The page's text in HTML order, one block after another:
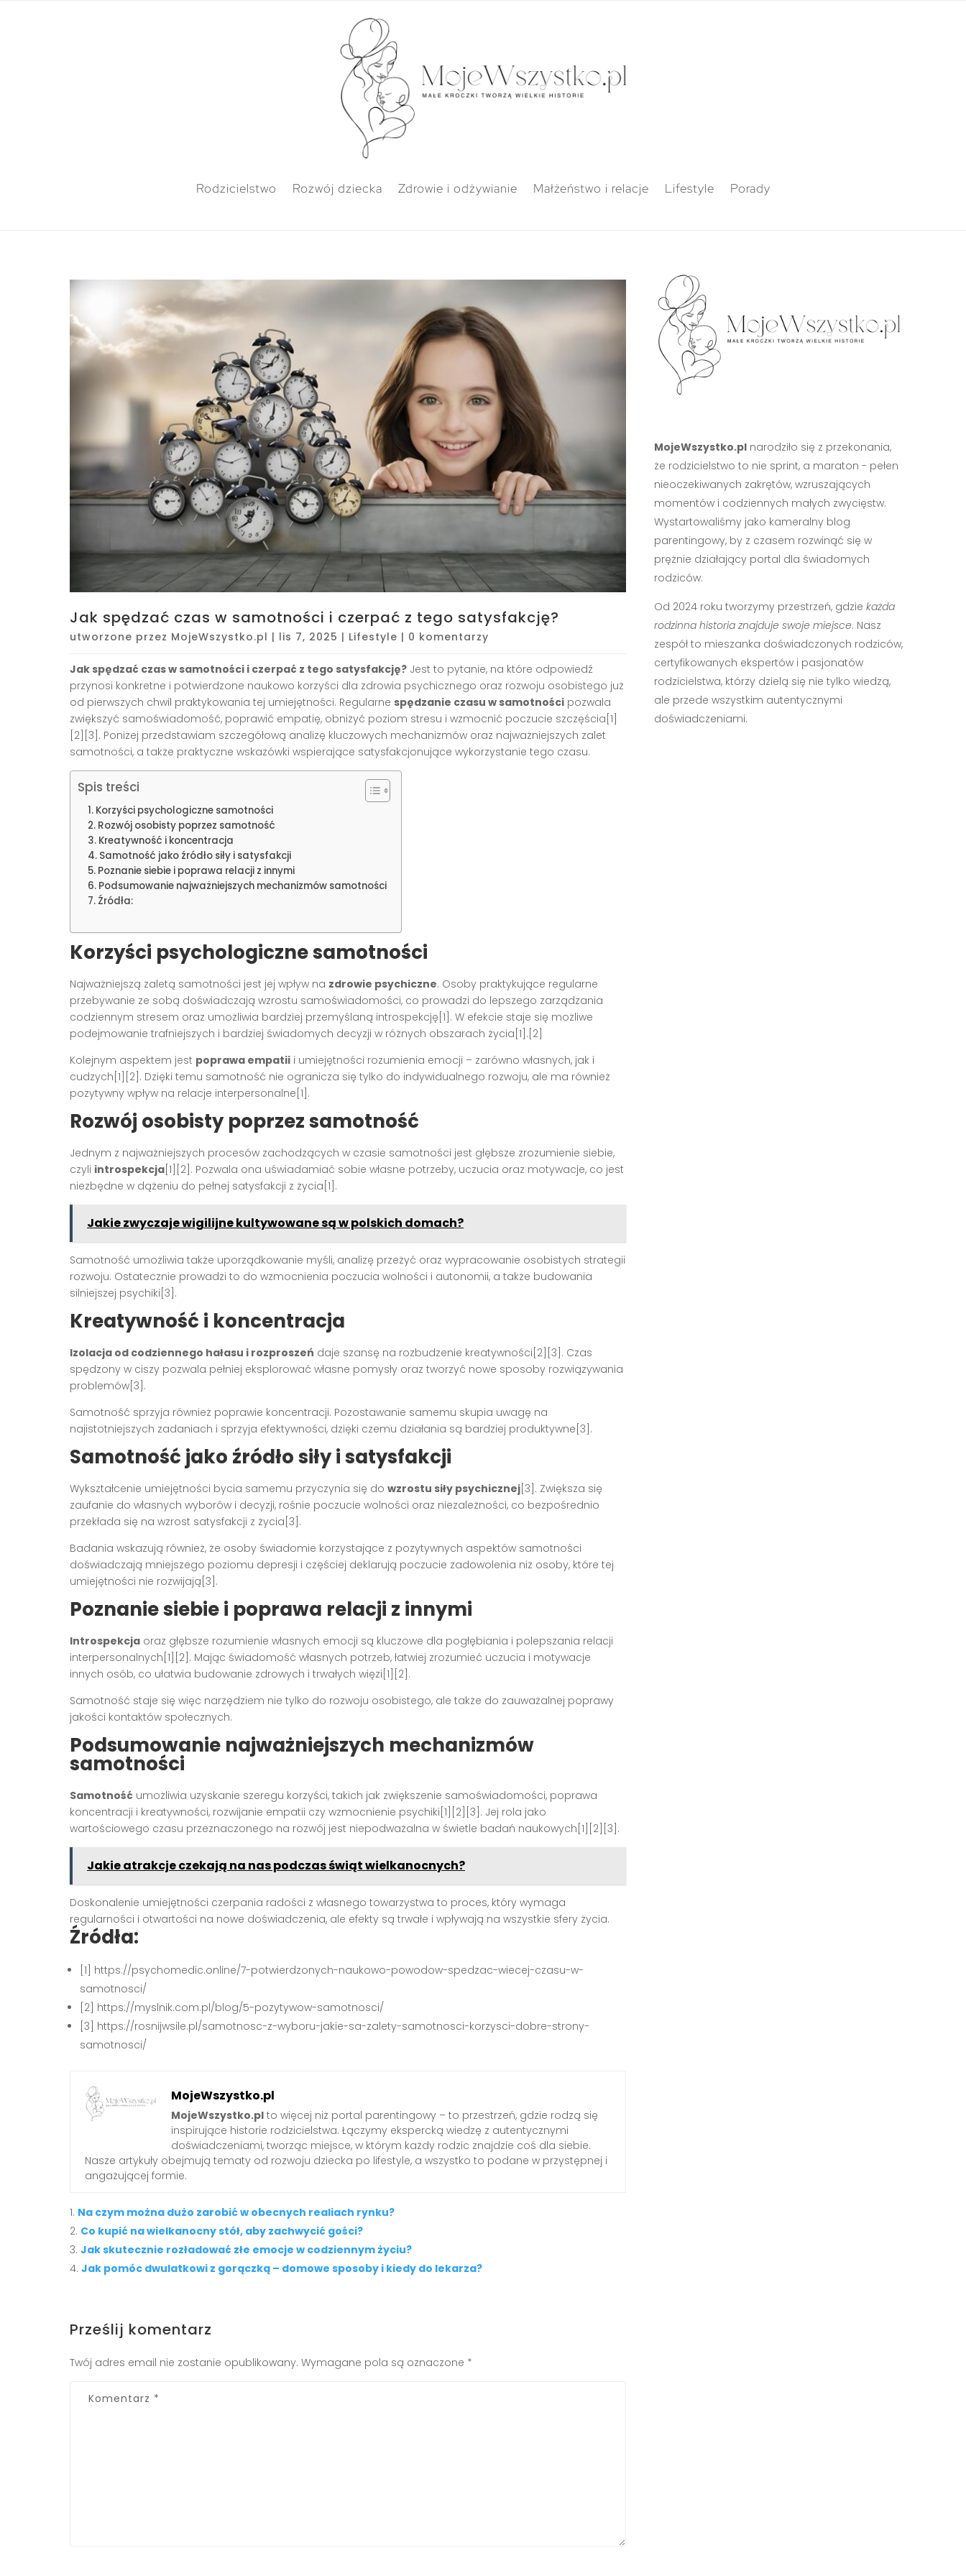
Rodzicielstwo Rozwój dziecka Zdrowie i odżywianie Małżeństwo i relacje Lifestyle Porady
Jak spędzać czas w samotności i czerpać z tego satysfakcję?
utworzone przez MojeWszystko.pl | lis 7, 2025 | Lifestyle | 0 komentarzy
Jak spędzać czas w samotności i czerpać z tego satysfakcję? Jest to pytanie, na które odpowiedź
przynosi konkretne i potwierdzone naukowo korzyści dla zdrowia psychicznego oraz rozwoju osobistego już
od pierwszych chwil praktykowania tej umiejętności. Regularne spędzanie czasu w samotności pozwala
zwiększyć samoświadomość, poprawić empatię, obniżyć poziom stresu i wzmocnić poczucie szczęścia[1]
[2][3]. Poniżej przedstawiam szczegółową analizę kluczowych mechanizmów oraz najważniejszych zalet
samotności, a także praktyczne wskazówki wspierające satysfakcjonujące wykorzystanie tego czasu.
Spis treści
Korzyści psychologiczne samotności
Rozwój osobisty poprzez samotność
Kreatywność i koncentracja
Samotność jako źródło siły i satysfakcji
Poznanie siebie i poprawa relacji z innymi
Podsumowanie najważniejszych mechanizmów samotności
Źródła:
Korzyści psychologiczne samotności
Najważniejszą zaletą samotności jest jej wpływ na zdrowie psychiczne. Osoby praktykujące regularne
przebywanie ze sobą doświadczają wzrostu samoświadomości, co prowadzi do lepszego zarządzania
codziennym stresem oraz umożliwia bardziej przemyślaną introspekcję[1]. W efekcie staje się możliwe
podejmowanie trafniejszych i bardziej świadomych decyzji w różnych obszarach życia[1].[2]
Kolejnym aspektem jest poprawa empatii i umiejętności rozumienia emocji – zarówno własnych, jak i
cudzych[1][2]. Dzięki temu samotność nie ogranicza się tylko do indywidualnego rozwoju, ale ma również
pozytywny wpływ na relacje interpersonalne[1].
Rozwój osobisty poprzez samotność
Jednym z najważniejszych procesów zachodzących w czasie samotności jest głębsze zrozumienie siebie,
czyli introspekcja [1][2]. Pozwala ona uświadamiać sobie własne potrzeby, uczucia oraz motywacje, co jest
niezbędne w dążeniu do pełnej satysfakcji z życia[1].
Jakie zwyczaje wigilijne kultywowane są w polskich domach?
Samotność umożliwia także uporządkowanie myśli, analizę przeżyć oraz wypracowanie osobistych strategii
rozwoju. Ostatecznie prowadzi to do wzmocnienia poczucia wolności i autonomii, a także budowania
silniejszej psychiki[3].
Kreatywność i koncentracja
Izolacja od codziennego hałasu i rozproszeń daje szansę na rozbudzenie kreatywności[2][3]. Czas
spędzony w ciszy pozwala pełniej eksplorować własne pomysły oraz tworzyć nowe sposoby rozwiązywania
problemów[3].
Samotność sprzyja również poprawie koncentracji. Pozostawanie samemu skupia uwagę na
najistotniejszych zadaniach i sprzyja efektywności, dzięki czemu działania są bardziej produktywne[3].
Samotność jako źródło siły i satysfakcji
Wykształcenie umiejętności bycia samemu przyczynia się do wzrostu siły psychicznej [3]. Zwiększa się
zaufanie do własnych wyborów i decyzji, rośnie poczucie wolności oraz niezależności, co bezpośrednio
przekłada się na wzrost satysfakcji z życia[3].
Badania wskazują również, że osoby świadomie korzystające z pozytywnych aspektów samotności
doświadczają mniejszego poziomu depresji i częściej deklarują poczucie zadowolenia niż osoby, które tej
umiejętności nie rozwijają[3].
Poznanie siebie i poprawa relacji z innymi
Introspekcja oraz głębsze rozumienie własnych emocji są kluczowe dla pogłębiania i polepszania relacji
interpersonalnych[1][2]. Mając świadomość własnych potrzeb, łatwiej zrozumieć uczucia i motywacje
innych osób, co ułatwia budowanie zdrowych i trwałych więzi[1][2].
Samotność staje się więc narzędziem nie tylko do rozwoju osobistego, ale także do zauważalnej poprawy
jakości kontaktów społecznych.
Podsumowanie najważniejszych mechanizmów
samotności
Samotność umożliwia uzyskanie szeregu korzyści, takich jak zwiększenie samoświadomości, poprawa
koncentracji i kreatywności, rozwijanie empatii czy wzmocnienie psychiki[1][2][3]. Jej rola jako
wartościowego czasu przeznaczonego na rozwój jest niepodważalna w świetle badań naukowych[1][2][3].
Jakie atrakcje czekają na nas podczas świąt wielkanocnych?
Doskonalenie umiejętności czerpania radości z własnego towarzystwa to proces, który wymaga
regularności i otwartości na nowe doświadczenia, ale efekty są trwałe i wpływają na wszystkie sfery życia.
Źródła:
[1] https://psychomedic.online/7-potwierdzonych-naukowo-powodow-spedzac-wiecej-czasu-w-
samotnosci/
[2] https://myslnik.com.pl/blog/5-pozytywow-samotnosci/
[3] https://rosnijwsile.pl/samotnosc-z-wyboru-jakie-sa-zalety-samotnosci-korzysci-dobre-strony-
samotnosci/
MojeWszystko.pl
MojeWszystko.pl to więcej niż portal parentingowy – to przestrzeń, gdzie rodzą się
inspirujące historie rodzicielstwa. Łączymy ekspercką wiedzę z autentycznymi
doświadczeniami, tworząc miejsce, w którym każdy rodzic znajdzie coś dla siebie.
Nasze artykuły obejmują tematy od rozwoju dziecka po lifestyle, a wszystko to podane w przystępnej i
angażującej formie.
Na czym można dużo zarobić w obecnych realiach rynku?
Co kupić na wielkanocny stół, aby zachwycić gości?
Jak skutecznie rozładować złe emocje w codziennym życiu?
Jak pomóc dwulatkowi z gorączką – domowe sposoby i kiedy do lekarza?
Prześlij komentarz
Twój adres email nie zostanie opublikowany. Wymagane pola są oznaczone *
MojeWszystko.plnarodziło się z przekonania,
że rodzicielstwo to nie sprint, a maraton - pełen
nieoczekiwanych zakrętów, wzruszających
momentów i codziennych małych zwycięstw.
Wystartowaliśmy jako kameralny blog
parentingowy, by z czasem rozwinąć się w
prężnie działający portal dla świadomych
rodziców.
Od 2024 roku tworzymy przestrzeń, gdzie każda
rodzinna historia znajduje swoje miejsce. Nasz
zespół to mieszanka doświadczonych rodziców,
certyfikowanych ekspertów i pasjonatów
rodzicielstwa, którzy dzielą się nie tylko wiedzą,
ale przede wszystkim autentycznymi
doświadczeniami.